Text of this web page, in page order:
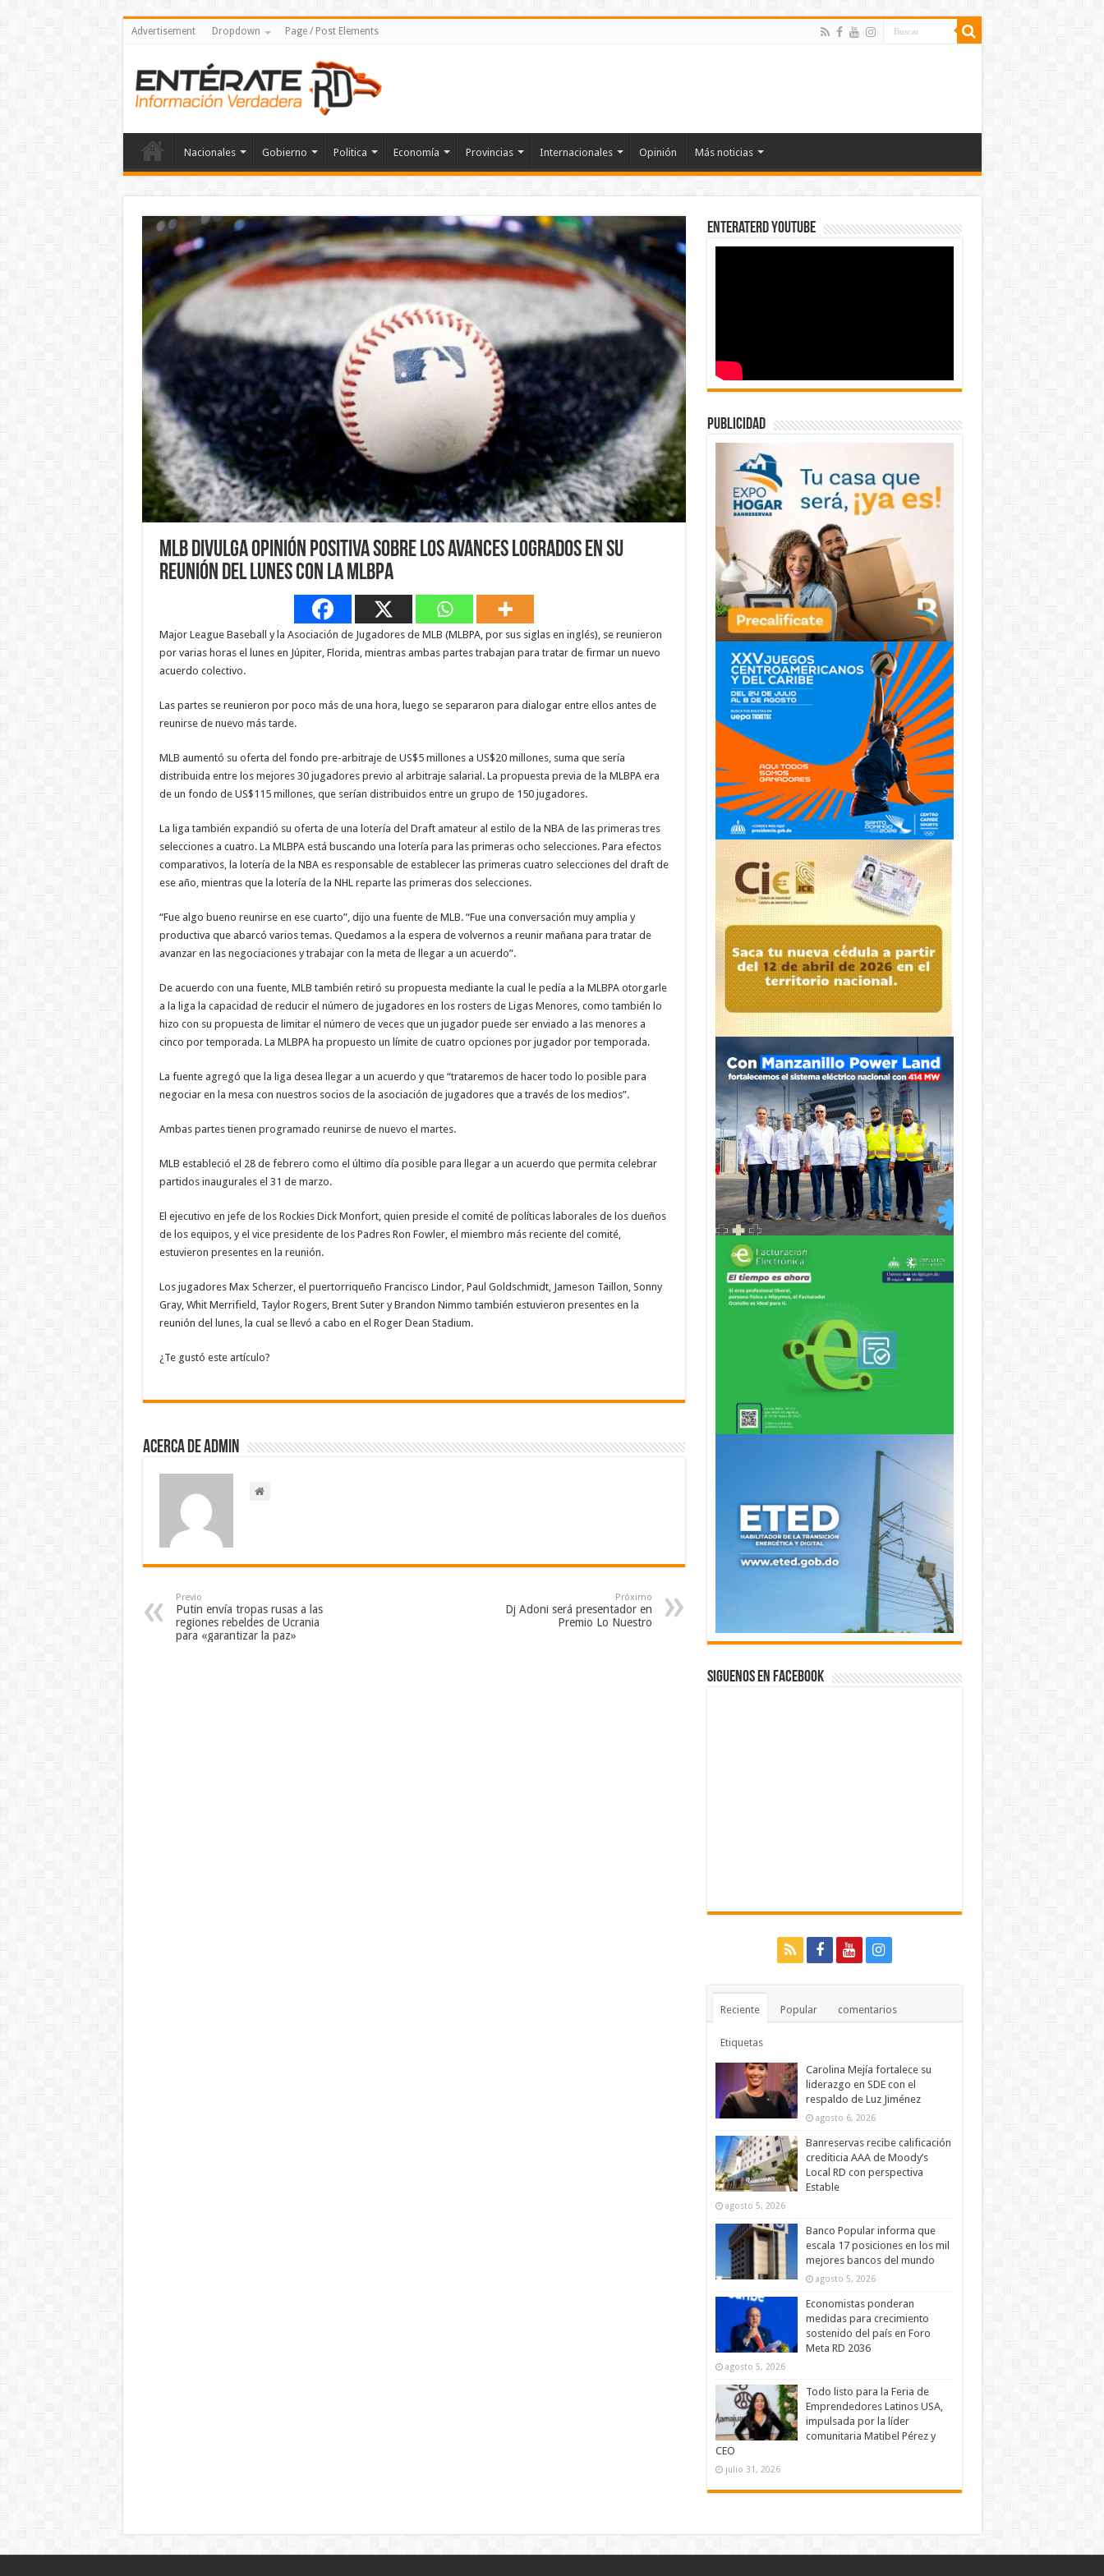
Advertisement Dropdown Page / Post Elements
Nacionales Gobierno Politica Economía Provincias Internacionales Opinión Más noticias
MLB divulga opinión positiva sobre los avances logrados en su
reunión del lunes con la MLBPA
Major League Baseball y la Asociación de Jugadores de MLB (MLBPA, por sus siglas en inglés), se reunieron
por varias horas el lunes en Júpiter, Florida, mientras ambas partes trabajan para tratar de firmar un nuevo
acuerdo colectivo.
Las partes se reunieron por poco más de una hora, luego se separaron para dialogar entre ellos antes de
reunirse de nuevo más tarde.
MLB aumentó su oferta del fondo pre-arbitraje de US$5 millones a US$20 millones, suma que sería
distribuida entre los mejores 30 jugadores previo al arbitraje salarial. La propuesta previa de la MLBPA era
de un fondo de US$115 millones, que serían distribuidos entre un grupo de 150 jugadores.
La liga también expandió su oferta de una lotería del Draft amateur al estilo de la NBA de las primeras tres
selecciones a cuatro. La MLBPA está buscando una lotería para las primeras ocho selecciones. Para efectos
comparativos, la lotería de la NBA es responsable de establecer las primeras cuatro selecciones del draft de
ese año, mientras que la lotería de la NHL reparte las primeras dos selecciones.
“Fue algo bueno reunirse en ese cuarto”, dijo una fuente de MLB. “Fue una conversación muy amplia y
productiva que abarcó varios temas. Quedamos a la espera de volvernos a reunir mañana para tratar de
avanzar en las negociaciones y trabajar con la meta de llegar a un acuerdo”.
De acuerdo con una fuente, MLB también retiró su propuesta mediante la cual le pedía a la MLBPA otorgarle
a la liga la capacidad de reducir el número de jugadores en los rosters de Ligas Menores, como también lo
hizo con su propuesta de limitar el número de veces que un jugador puede ser enviado a las menores a
cinco por temporada. La MLBPA ha propuesto un límite de cuatro opciones por jugador por temporada.
La fuente agregó que la liga desea llegar a un acuerdo y que “trataremos de hacer todo lo posible para
negociar en la mesa con nuestros socios de la asociación de jugadores que a través de los medios”.
Ambas partes tienen programado reunirse de nuevo el martes.
MLB estableció el 28 de febrero como el último día posible para llegar a un acuerdo que permita celebrar
partidos inaugurales el 31 de marzo.
El ejecutivo en jefe de los Rockies Dick Monfort, quien preside el comité de políticas laborales de los dueños
de los equipos, y el vice presidente de los Padres Ron Fowler, el miembro más reciente del comité,
estuvieron presentes en la reunión.
Los jugadores Max Scherzer, el puertorriqueño Francisco Lindor, Paul Goldschmidt, Jameson Taillon, Sonny
Gray, Whit Merrifield, Taylor Rogers, Brent Suter y Brandon Nimmo también estuvieron presentes en la
reunión del lunes, la cual se llevó a cabo en el Roger Dean Stadium.
¿Te gustó este artículo?
Acerca de admin
Previo
Putin envía tropas rusas a las
regiones rebeldes de Ucrania
para «garantizar la paz»
Próximo
Dj Adoni será presentador en
Premio Lo Nuestro
EnterateRD YOUTUBE
publicidad
Siguenos en Facebook
Reciente Popular comentarios
Etiquetas
Carolina Mejía fortalece su
liderazgo en SDE con el
respaldo de Luz Jiménez
agosto 6, 2026
Banreservas recibe calificación
crediticia AAA de Moody’s
Local RD con perspectiva
Estable
agosto 5, 2026
Banco Popular informa que
escala 17 posiciones en los mil
mejores bancos del mundo
agosto 5, 2026
Economistas ponderan
medidas para crecimiento
sostenido del país en Foro
Meta RD 2036
agosto 5, 2026
Todo listo para la Feria de
Emprendedores Latinos USA,
impulsada por la líder
comunitaria Matibel Pérez y
CEO
julio 31, 2026